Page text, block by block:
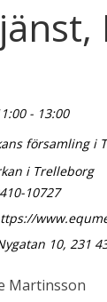
- 13:00
församling i
i Trelleborg
10727
10, 231
Martinsson